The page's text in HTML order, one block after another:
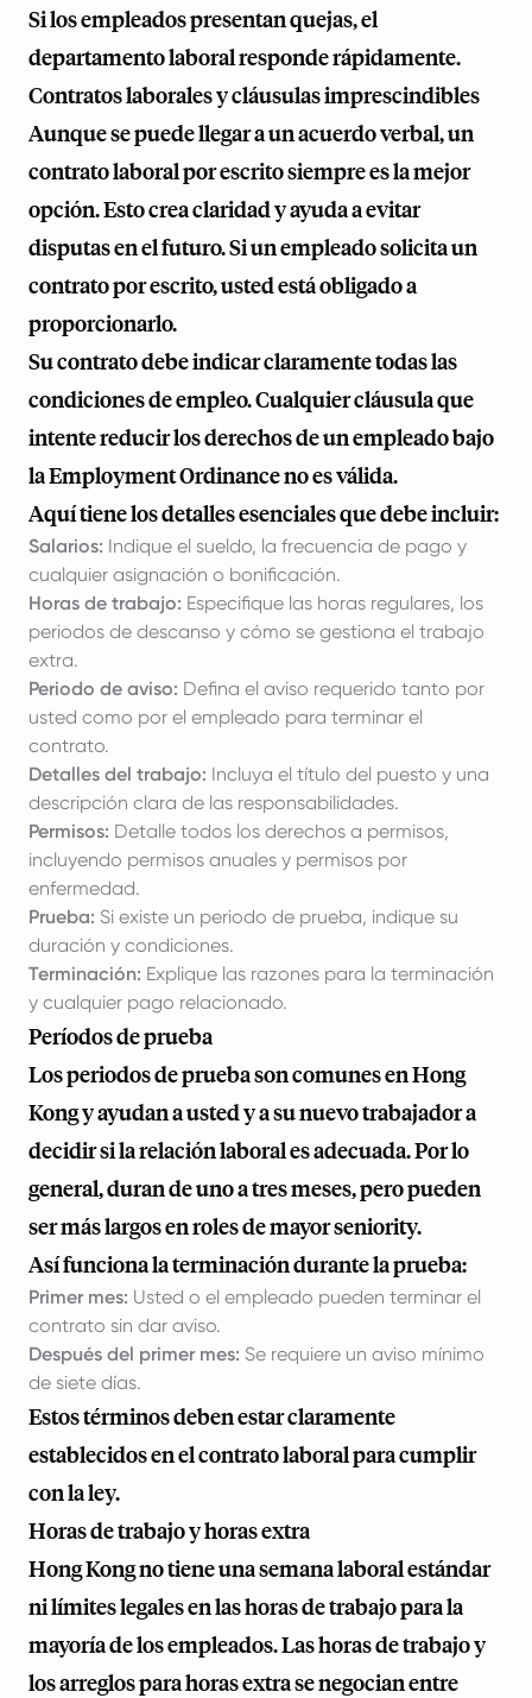
Si los empleados presentan quejas, el
departamento laboral responde rápidamente.
Contratos laborales y cláusulas imprescindibles
Aunque se puede llegar a un acuerdo verbal, un
contrato laboral por escrito siempre es la mejor
opción. Esto crea claridad y ayuda a evitar
disputas en el futuro. Si un empleado solicita un
contrato por escrito, usted está obligado a
proporcionarlo.
Su contrato debe indicar claramente todas las
condiciones de empleo. Cualquier cláusula que
intente reducir los derechos de un empleado bajo
la Employment Ordinance no es válida.
Aquí tiene los detalles esenciales que debe incluir:
Salarios: Indique el sueldo, la frecuencia de pago y
cualquier asignación o bonificación.
Horas de trabajo: Especifique las horas regulares, los
periodos de descanso y cómo se gestiona el trabajo
extra.
Periodo de aviso: Defina el aviso requerido tanto por
usted como por el empleado para terminar el
contrato.
Detalles del trabajo: Incluya el título del puesto y una
descripción clara de las responsabilidades.
Permisos: Detalle todos los derechos a permisos,
incluyendo permisos anuales y permisos por
enfermedad.
Prueba: Si existe un periodo de prueba, indique su
duración y condiciones.
Terminación: Explique las razones para la terminación
y cualquier pago relacionado.
Períodos de prueba
Los periodos de prueba son comunes en Hong
Kong y ayudan a usted y a su nuevo trabajador a
decidir si la relación laboral es adecuada. Por lo
general, duran de uno a tres meses, pero pueden
ser más largos en roles de mayor seniority.
Así funciona la terminación durante la prueba:
Primer mes: Usted o el empleado pueden terminar el
contrato sin dar aviso.
Después del primer mes: Se requiere un aviso mínimo
de siete días.
Estos términos deben estar claramente
establecidos en el contrato laboral para cumplir
con la ley.
Horas de trabajo y horas extra
Hong Kong no tiene una semana laboral estándar
ni límites legales en las horas de trabajo para la
mayoría de los empleados. Las horas de trabajo y
los arreglos para horas extra se negocian entre